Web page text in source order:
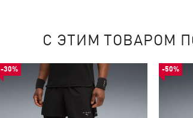
С ЭТИМ ТОВАРОМ
-30% -50%